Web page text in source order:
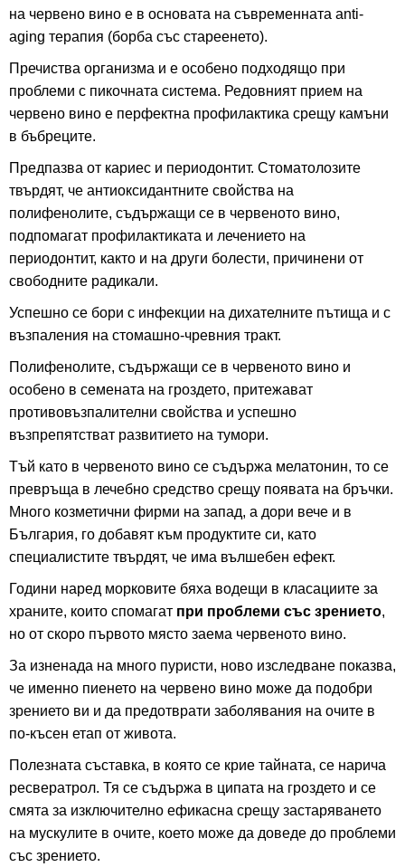
на червено вино е в основата на съвременната anti-
aging терапия (борба със стареенето).
Пречиства организма и е особено подходящо при
проблеми с пикочната система. Редовният прием на
червено вино е перфектна профилактика срещу камъни
в бъбреците.
Предпазва от кариес и периодонтит. Стоматолозите
твърдят, че антиоксидантните свойства на
полифенолите, съдържащи се в червеното вино,
подпомагат профилактиката и лечението на
периодонтит, както и на други болести, причинени от
свободните радикали.
Успешно се бори с инфекции на дихателните пътища и с
възпаления на стомашно-чревния тракт.
Полифенолите, съдържащи се в червеното вино и
особено в семената на гроздето, притежават
противовъзпалителни свойства и успешно
възпрепятстват развитието на тумори.
Тъй като в червеното вино се съдържа мелатонин, то се
превръща в лечебно средство срещу появата на бръчки.
Много козметични фирми на запад, а дори вече и в
България, го добавят към продуктите си, като
специалистите твърдят, че има вълшебен ефект.
Години наред морковите бяха водещи в класациите за
храните, които спомагат при проблеми със зрението,
но от скоро първото място заема червеното вино.
За изненада на много пуристи, ново изследване показва,
че именно пиенето на червено вино може да подобри
зрението ви и да предотврати заболявания на очите в
по-късен етап от живота.
Полезната съставка, в която се крие тайната, се нарича
ресвератрол. Тя се съдържа в ципата на гроздето и се
смята за изключително ефикасна срещу застаряването
на мускулите в очите, което може да доведе до проблеми
със зрението.